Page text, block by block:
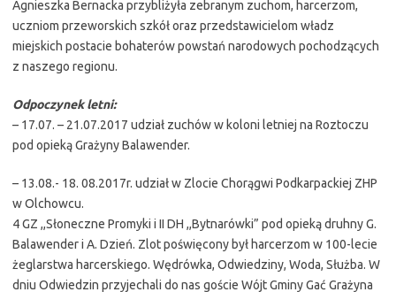
Agnieszka Bernacka przybliżyła zebranym zuchom, harcerzom,
uczniom przeworskich szkół oraz przedstawicielom władz
miejskich postacie bohaterów powstań narodowych pochodzących
z naszego regionu.
Odpoczynek letni:
– 17.07. – 21.07.2017 udział zuchów w koloni letniej na Roztoczu
pod opieką Grażyny Balawender.
– 13.08.- 18. 08.2017r. udział w Zlocie Chorągwi Podkarpackiej ZHP
w Olchowcu.
4 GZ ,,Słoneczne Promyki i II DH ,,Bytnarówki” pod opieką druhny G.
Balawender i A. Dzień. Zlot poświęcony był harcerzom w 100-lecie
żeglarstwa harcerskiego. Wędrówka, Odwiedziny, Woda, Służba. W
dniu Odwiedzin przyjechali do nas goście Wójt Gminy Gać Grażyna